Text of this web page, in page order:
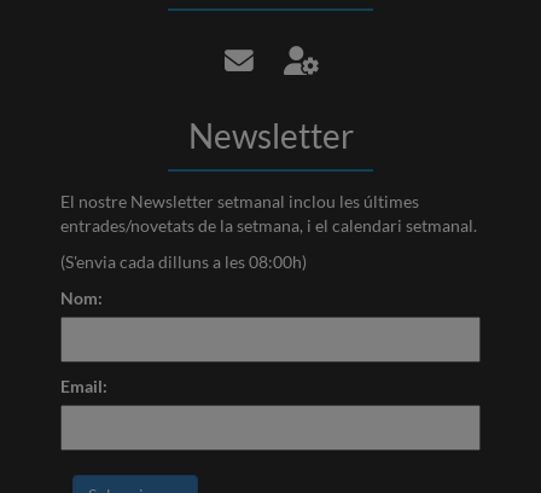
Newsletter
El nostre Newsletter setmanal inclou les últimes
entrades/novetats de la setmana, i el calendari setmanal.
(S'envia cada dilluns a les 08:00h)
Nom:
Email: